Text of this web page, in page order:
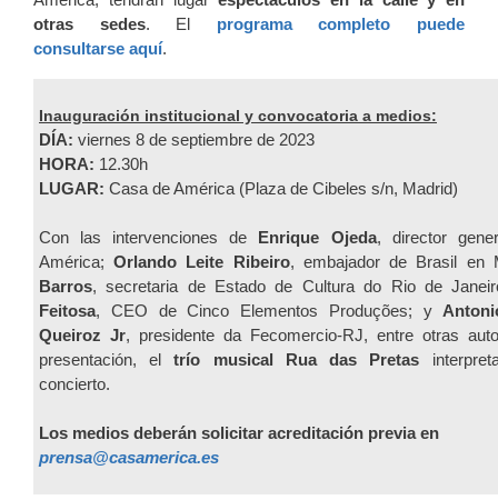
otras sedes. El programa completo puede
consultarse aquí.
Inauguración institucional y convocatoria a medios:
DÍA: viernes 8 de septiembre de 2023
HORA: 12.30h
LUGAR: Casa de América (Plaza de Cibeles s/n, Madrid)
Con las intervenciones de Enrique Ojeda, director
América;Orlando Leite Ribeiro, embajador de Brasil en
Barros, secretaria de Estado de Cultura do Rio de
Feitosa, CEO de Cinco Elementos Produções; y
Queiroz Jr, presidente da Fecomercio-RJ, entre otras
presentación, eltrío musical Rua das Pretas
concierto.
Los medios deberán solicitar acreditación previa en
prensa@casamerica.es